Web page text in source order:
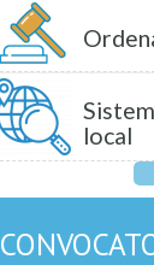
local